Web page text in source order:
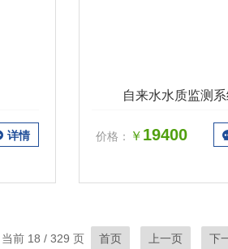
详情
自来水水质监测
价格： ￥ 19400
前 18 / 329 页 首页 上一页 下